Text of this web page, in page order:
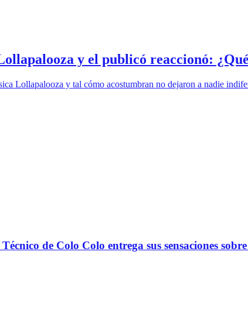
y el publicó reaccionó:
Lollapalooza y tal cómo acostumbran no dejaron a nadie
de Colo Colo entrega sus sensaciones